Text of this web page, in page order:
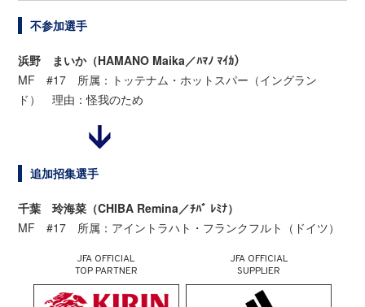
不参加選手
浜野 まいか（HAMANO Maika／ﾊﾏﾉ ﾏｲｶ）
MF #17 所属：トッテナム・ホットスパー（イングラン
ド） 理由：怪我のため
追加招集選手
千葉 玲海菜（CHIBA Remina／ﾁﾊﾞ ﾚﾐﾅ）
MF #17 所属：アイントラハト・フランクフルト（ドイツ）
JFA OFFICIAL
TOP PARTNER
JFA OFFICIAL
SUPPLIER